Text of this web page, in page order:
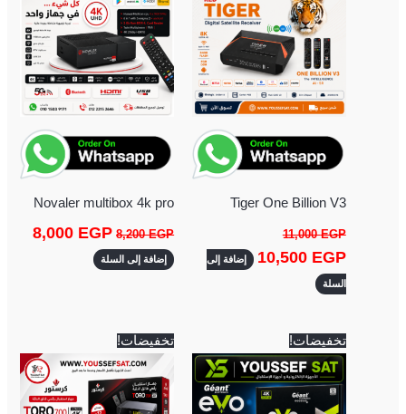
Tiger One Billion V3
11,000EGP
10,500 EGP إضافة إلى
السلة
Novaler multibox 4k pro
8,200EGP
8,000 EGP
إضافة إلى السلة
تخفيضات!
الأصلي
هو:
5,700 EGP.
الحالي
5,500 EGP.
تخفيضات!
هو:
4,000 EGP.
الحالي
هو:
3,750 EGP.